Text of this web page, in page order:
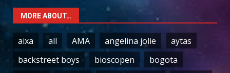
MORE ABOUT…
aixa all AMA angelina jolie
aytas
backstreet boys
bioscopen
bogota